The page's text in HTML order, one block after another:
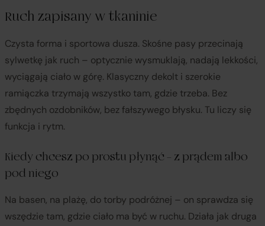
Ruch zapisany w tkaninie
Czysta forma i sportowa dusza. Skośne pasy przecinają
sylwetkę jak ruch – optycznie wysmuklają, nadają lekkości,
wyciągają ciało w górę. Klasyczny dekolt i szerokie
ramiączka trzymają wszystko tam, gdzie trzeba. Bez
zbędnych ozdobników, bez fałszywego błysku. Tu liczy się
funkcja i rytm.
Kiedy chcesz po prostu płynąć – z prądem albo
pod niego
Na basen, na plażę, do torby podróżnej – on sprawdza się
wszędzie tam, gdzie ciało ma być w ruchu. Działa jak druga